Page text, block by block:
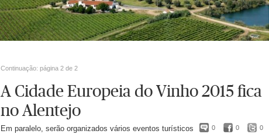
Continuação: página 2 de 2
A Cidade Europeia do Vinho 2015 fica
no Alentejo
0 0 0
Em paralelo, serão organizados vários eventos turísticos